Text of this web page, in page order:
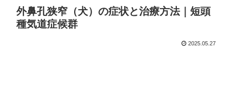
外鼻孔狭窄（犬）の症状と治療方法｜短頭
種気道症候群
2025.05.27